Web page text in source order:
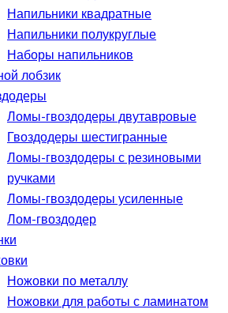
Напильники квадратные
Напильники полукруглые
Наборы напильников
лобзик
Ломы-гвоздодеры двутавровые
Гвоздодеры шестигранные
Ломы-гвоздодеры с резиновыми
ручками
Ломы-гвоздодеры усиленные
Лом-гвоздодер
Ножовки по металлу
Ножовки для работы с ламинатом